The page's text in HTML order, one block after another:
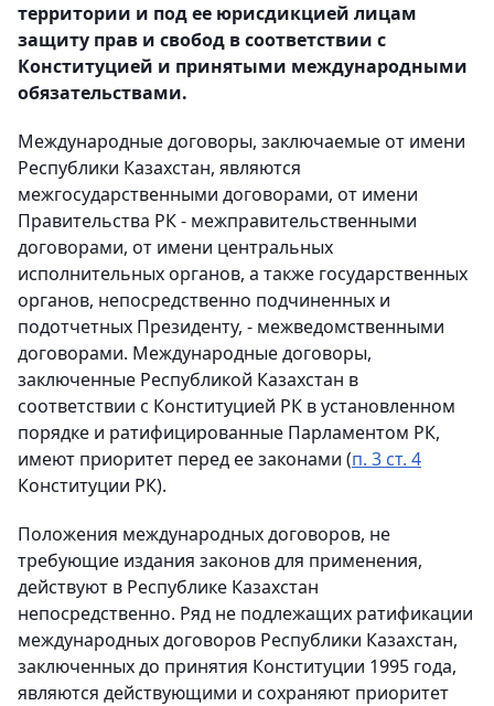
территории и под ее юрисдикцией лицам
защиту прав и свобод в соответствии с
Конституцией и принятыми международными
обязательствами.
Международные договоры, заключаемые от имени
Республики Казахстан, являются
межгосударственными договорами, от имени
Правительства РК - межправительственными
договорами, от имени центральных
исполнительных органов, а также государственных
органов, непосредственно подчиненных и
подотчетных Президенту, - межведомственными
договорами. Международные договоры,
заключенные Республикой Казахстан в
соответствии с Конституцией РК в установленном
порядке и ратифицированные Парламентом РК,
имеют приоритет перед ее законами (п. 3 ст. 4
Конституции РК).
Положения международных договоров, не
требующие издания законов для применения,
действуют в Республике Казахстан
непосредственно. Ряд не подлежащих ратификации
международных договоров Республики Казахстан,
заключенных до принятия Конституции 1995 года,
являются действующими и сохраняют приоритет